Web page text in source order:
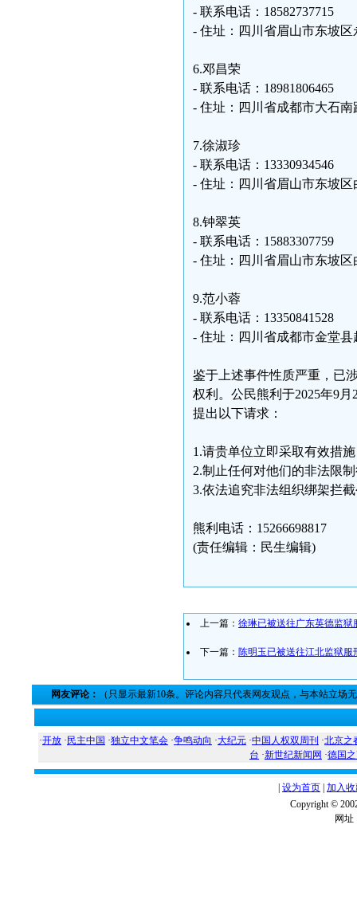
- 联系电话：18582737715
- 住址：四川省眉山市东坡
6.邓昌荣
- 联系电话：18981806465
- 住址：四川省成都市大石南
7.徐淑珍
- 联系电话：13330934546
- 住址：四川省眉山市东坡区
8.钟翠英
- 联系电话：15883307759
- 住址：四川省眉山市东坡区
9.范小蓉
- 联系电话：13350841528
- 住址：四川省成都市金堂县
鉴于上述事件性质严重，已
权利。公民熊利于2025年9
提出以下请求：
1.请贵单位立即采取有效措
2.制止任何对他们的非法限
3.依法追究非法组织绑架拦
熊利电话：15266698817
(责任编辑：民生编辑)
上一篇： 徐琳已被送往广东英德监狱
下一篇： 陈明玉已被送往江北监狱服
网友评论： （只显示最新10条。评论内容只代表网友观点，与本站立场
·开放 · 民主中国 ·独立中文笔会 ·争鸣动向 ·大纪元 ·中国人权双周刊 ·北京之
台 ·新世纪新闻网 ·德国
设为首页 加入
Copyright ©
网址